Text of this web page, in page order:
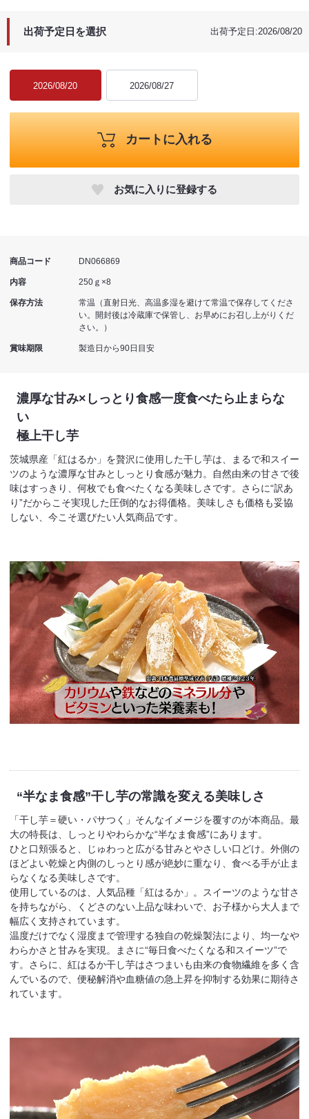
出荷予定日を選択 出荷予定日:2026/08/20
2026/08/20 2026/08/27
カートに入れる
お気に入りに登録する
商品コード DN066869
内容 250ｇ×8
保存方法
常温（直射日光、高温多湿を避けて常温で保存してくださ
い。開封後は冷蔵庫で保管し、お早めにお召し上がりくだ
さい。）
賞味期限 製造日から90日目安
濃厚な甘み×しっとり食感一度食べたら止まらな
い
極上干し芋
茨城県産「紅はるか」を贅沢に使用した干し芋は、まるで和スイー
ツのような濃厚な甘みとしっとり食感が魅力。自然由来の甘さで後
味はすっきり、何枚でも食べたくなる美味しさです。さらに“訳あ
り”だからこそ実現した圧倒的なお得価格。美味しさも価格も妥協
しない、今こそ選びたい人気商品です。
“半なま食感”干し芋の常識を変える美味しさ
「干し芋＝硬い・パサつく」そんなイメージを覆すのが本商品。最
大の特長は、しっとりやわらかな“半なま食感”にあります。
ひと口頬張ると、じゅわっと広がる甘みとやさしい口どけ。外側の
ほどよい乾燥と内側のしっとり感が絶妙に重なり、食べる手が止ま
らなくなる美味しさです。
使用しているのは、人気品種「紅はるか」。スイーツのような甘さ
を持ちながら、くどさのない上品な味わいで、お子様から大人まで
幅広く支持されています。
温度だけでなく湿度まで管理する独自の乾燥製法により、均一なや
わらかさと甘みを実現。まさに“毎日食べたくなる和スイーツ”で
す。さらに、紅はるか干し芋はさつまいも由来の食物繊維を多く含
んでいるので、便秘解消や血糖値の急上昇を抑制する効果に期待さ
れています。